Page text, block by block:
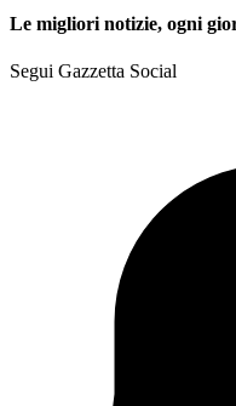
Le migliori notizie, ogni
Segui Gazzetta Social